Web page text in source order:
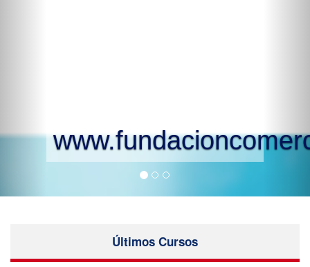
Últimos Cursos